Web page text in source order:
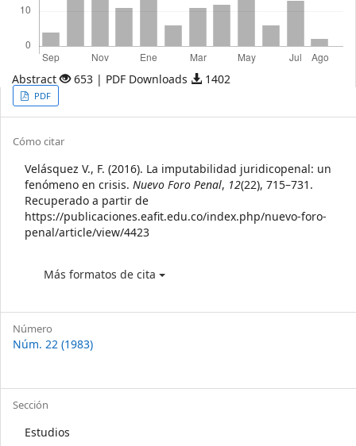
Abstract 653 | PDF Downloads 1402
Article
Sidebar
PDF
Article
Details
Cómo citar
Velásquez V., F. (2016). La imputabilidad juridicopenal: un
fenómeno en crisis. Nuevo Foro Penal, 12(22), 715–731.
Recuperado a partir de
https://publicaciones.eafit.edu.co/index.php/nuevo-foro-
penal/article/view/4423
Más formatos de cita
Número
Núm. 22 (1983)
Sección
Estudios